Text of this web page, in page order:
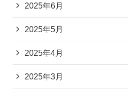
2025年6月
2025年5月
2025年4月
2025年3月